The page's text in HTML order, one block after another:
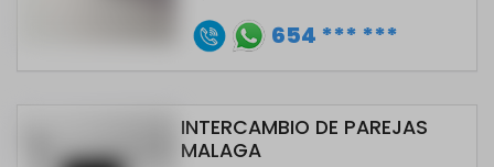
654 *** ***
INTERCAMBIO DE PAREJAS
MALAGA